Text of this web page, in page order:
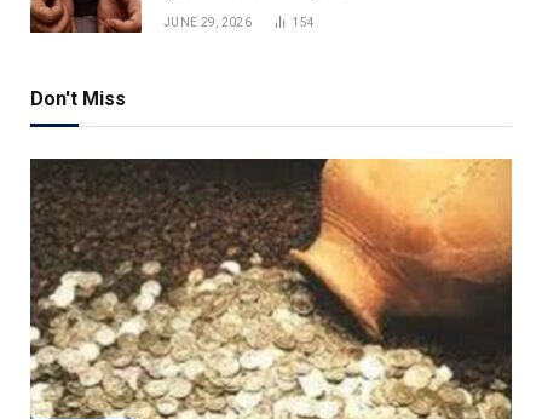
JUNE 29, 2026 154
Don't Miss